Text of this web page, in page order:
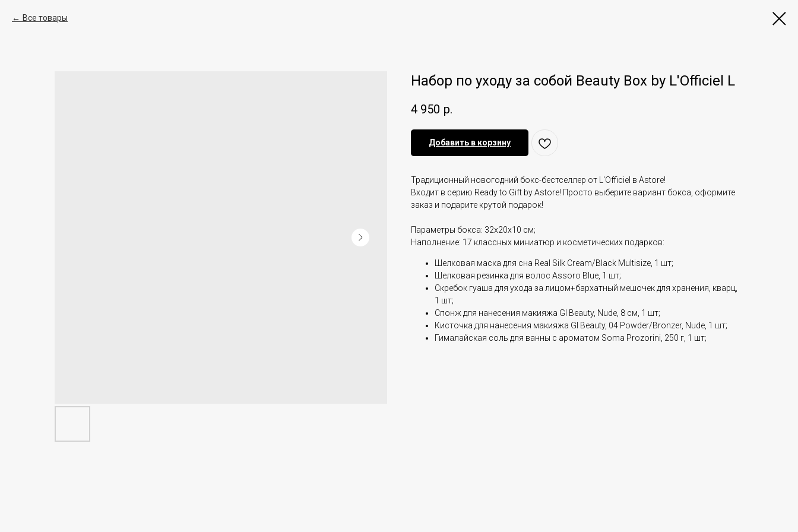
Все товары
Набор по уходу за собой Beauty Box by L'Officiel L
4 950 р.
Добавить в корзину
Традиционный новогодний бокс-бестселлер от L'Officiel в Astore!
Входит в серию Ready to Gift by Astore! Просто выберите вариант бокса, оформите
заказ и подарите крутой подарок!
Параметры бокса: 32x20x10 см;
Наполнение: 17 классных миниатюр и косметических подарков:
Шелковая маска для сна Real Silk Cream/Black Multisize, 1 шт;
Шелковая резинка для волос Assoro Blue, 1 шт;
Скребок гуаша для ухода за лицом+бархатный мешочек для хранения, кварц,
1 шт;
Спонж для нанесения макияжа GI Beauty, Nude, 8 см, 1 шт;
Кисточка для нанесения макияжа GI Beauty, 04 Powder/Bronzer, Nude, 1 шт;
Гималайская соль для ванны с ароматом Soma Prozorini, 250 г, 1 шт;